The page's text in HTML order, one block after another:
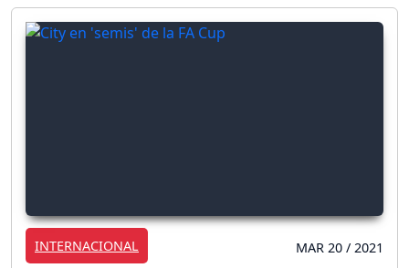
INTERNACIONAL MAR 20 / 2021